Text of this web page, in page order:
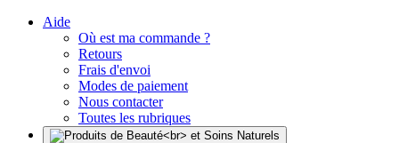
Aide
Où est ma commande ?
Retours
Frais d'envoi
Modes de paiement
Nous contacter
Toutes les rubriques